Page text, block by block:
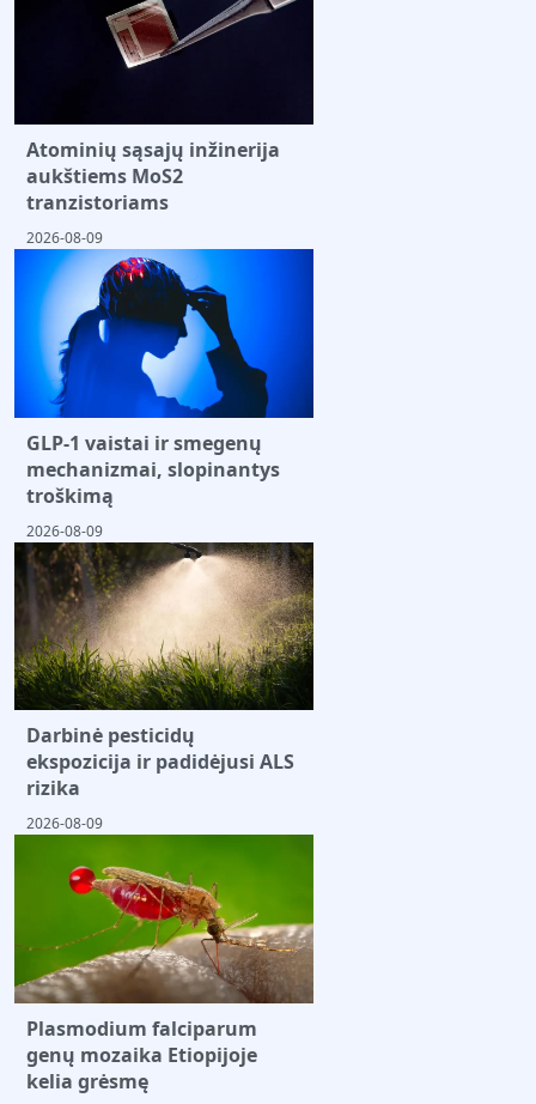
Atominių sąsajų inžinerija
aukštiems MoS2
tranzistoriams
2026-08-09
GLP-1 vaistai ir smegenų
mechanizmai, slopinantys
troškimą
2026-08-09
Darbinė pesticidų
ekspozicija ir padidėjusi ALS
rizika
2026-08-09
Plasmodium falciparum
genų mozaika Etiopijoje
kelia grėsmę